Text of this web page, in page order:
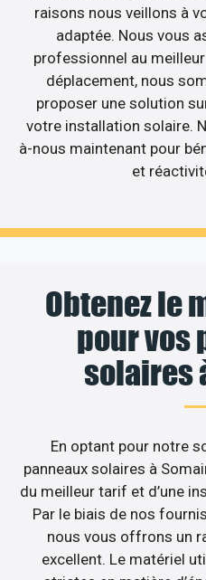
raisons nous veillons à
adaptée. Nous vous
professionnel au
déplacement, nous
proposer une solution
votre installation solaire.
à-nous maintenant pour
et
Obtenez le
pour vos
solaires
En optant pour notre
panneaux solaires à
du meilleur tarif et d’une
Par le biais de nos
nous vous offrons un
excellent. Le matériel